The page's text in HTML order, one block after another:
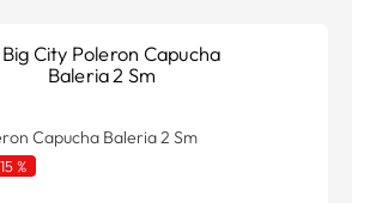
Capucha Baleria 2 Sm
15 %